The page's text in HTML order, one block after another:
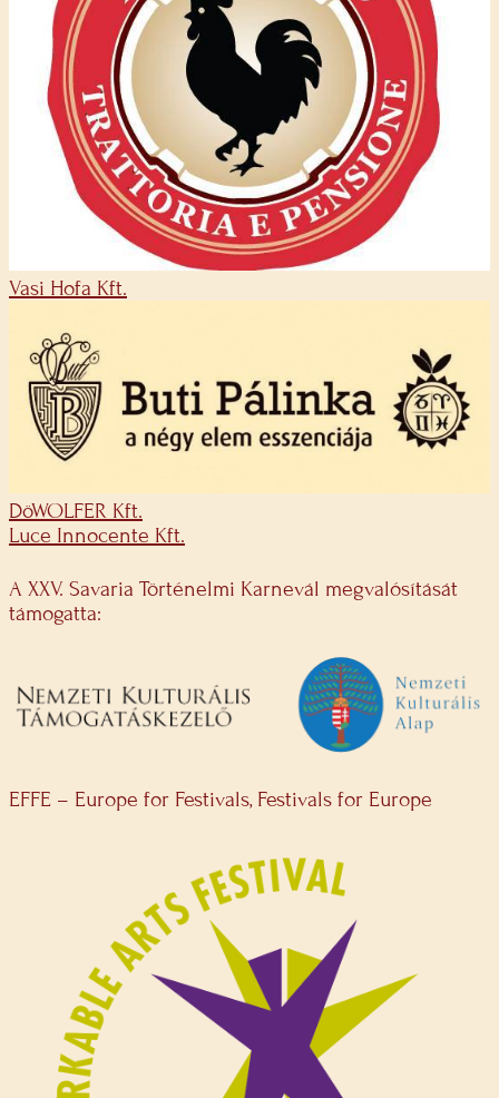
Vasi Hofa Kft.
DöWOLFER Kft.
Luce Innocente Kft.
A XXV. Savaria Történelmi Karnevál megvalósítását
támogatta:
EFFE – Europe for Festivals, Festivals for Europe